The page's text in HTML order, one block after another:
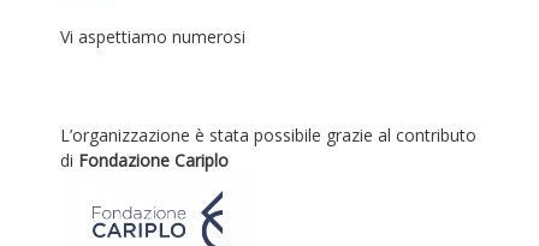
Vi aspettiamo numerosi
L’organizzazione è stata possibile grazie al contributo
di Fondazione Cariplo